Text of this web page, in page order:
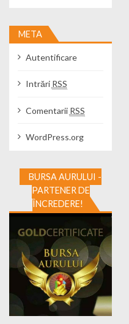
META
Autentificare
Intrări RSS
Comentarii RSS
WordPress.org
BURSA AURULUI -
PARTENER DE
ÎNCREDERE!